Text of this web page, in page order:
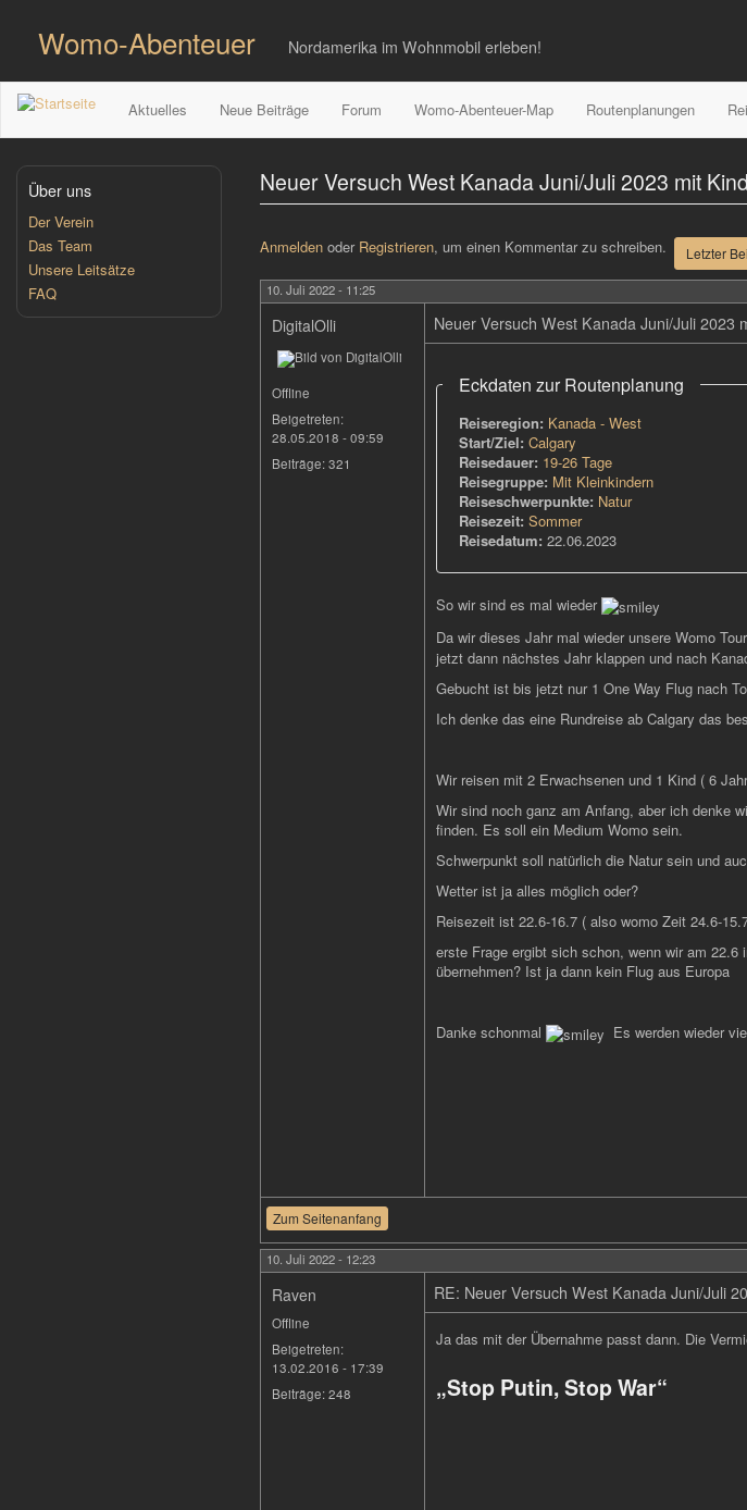
Womo-Abenteuer Nordamerika im Wohnmobil erleben!
Aktuelles Neue Beiträge Forum Womo-Abenteuer-Map Routenplanungen
Über uns
Der Verein
Das Team
Unsere Leitsätze
FAQ
Neuer Versuch West Kanada Juni/Juli 2023 mit Kind
Anmelden oder Registrieren, um einen Kommentar zu schreiben. Letzter
10. Juli 2022 - 11:25
DigitalOlli
Offline
Beigetreten:
28.05.2018 - 09:59
Beiträge:321
Neuer Versuch West Kanada Juni/Juli 2023
Eckdaten zur Routenplanung
Reiseregion: Kanada - West
Start/Ziel: Calgary
Reisedauer: 19-26 Tage
Reisegruppe: Mit Kleinkindern
Reiseschwerpunkte: Natur
Reisezeit: Sommer
Reisedatum: 22.06.2023
So wir sind es mal wieder
Da wir dieses Jahr mal wieder unsere Womo
jetzt dann nächstes Jahr klappen und nach
Gebucht ist bis jetzt nur 1 One Way Flug nach
Ich denke das eine Rundreise ab Calgary das
Wir reisen mit 2 Erwachsenen und 1 Kind ( 6
Wir sind noch ganz am Anfang, aber ich denke
finden. Es soll ein Medium Womo sein.
Schwerpunkt soll natürlich die Natur sein und
Wetter ist ja alles möglich oder?
Reisezeit ist 22.6-16.7 ( also womo Zeit 24.6-
erste Frage ergibt sich schon, wenn wir am
übernehmen? Ist ja dann kein Flug aus Europa
Danke schonmal Es werden wieder
Zum Seitenanfang
10. Juli 2022 - 12:23
Raven
Offline
Beigetreten:
13.02.2016 - 17:39
Beiträge:248
RE: Neuer Versuch West Kanada Juni/Juli
Ja das mit der Übernahme passt dann. Die
„Stop Putin, Stop War“